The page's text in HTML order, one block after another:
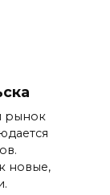
рынок
новые,